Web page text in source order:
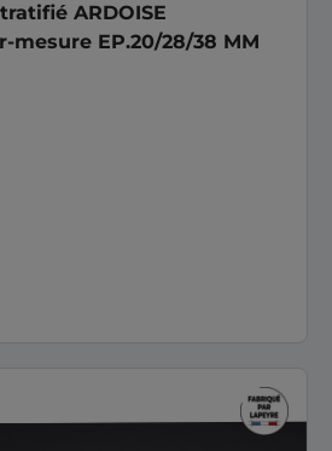
ARDOISE
mesure EP.20/28/38 MM